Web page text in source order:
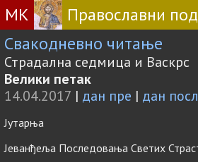
МК
Православни
Свакодневно читање
Страдална седмица и Васкрс
Велики петак
14.04.2017 | дан пре | дан
Јутарња
Јеванђеља Последовања Светих